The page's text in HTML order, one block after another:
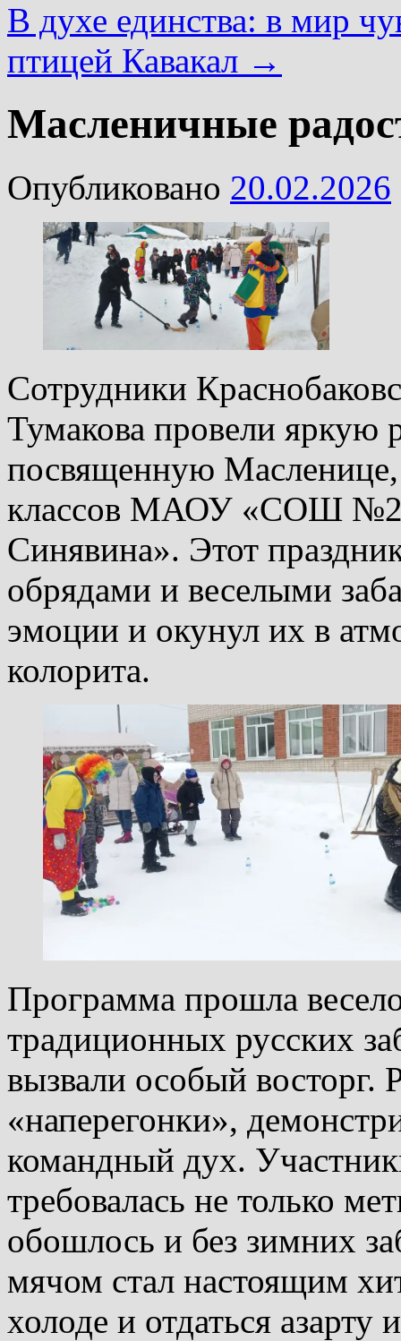
В духе единства: в мир
птицей Кавакал →
Масленичные
Опубликовано 20.02.2026
Сотрудники
Тумакова провели яркую
посвященную
классов МАОУ «СОШ
Синявина». Этот
обрядами и веселыми
эмоции и окунул их в
колорита.
Программа прошла
традиционных русских
вызвали особый восторг.
«наперегонки»,
командный дух.
требовалась не только
обошлось и без зимних
мячом стал настоящим
холоде и отдаться азарту